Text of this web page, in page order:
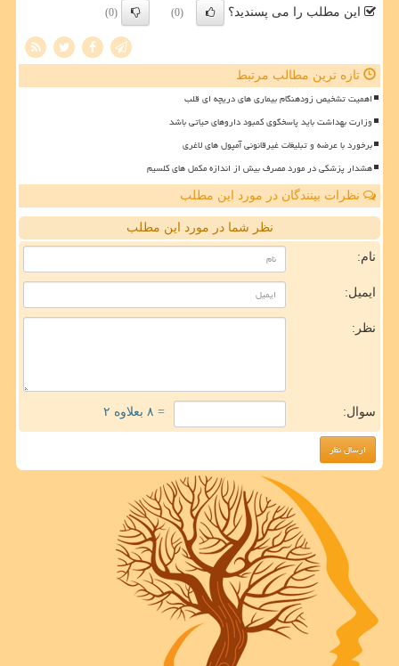
این مطلب را می پسندید؟ (0)
(0)
تازه ترین مطالب مرتبط
اهمیت تشخیص زودهنگام بیماری های دریچه ای قلب
وزارت بهداشت باید پاسخگوی کمبود داروهای حیاتی باشد
برخورد با عرضه و تبلیغات غیرقانونی آمپول های لاغری
هشدار پزشکی در مورد مصرف بیش از اندازه مکمل های کلسیم
نظرات بینندگان در مورد این مطلب
نظر شما در مورد این مطلب
نام:
ایمیل:
نظر:
سوال: = ۸ بعلاوه ۲